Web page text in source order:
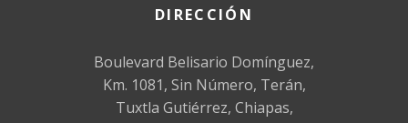
DIRECCIÓN
Boulevard Belisario Domínguez,
Km. 1081, Sin Número, Terán,
Tuxtla Gutiérrez, Chiapas,